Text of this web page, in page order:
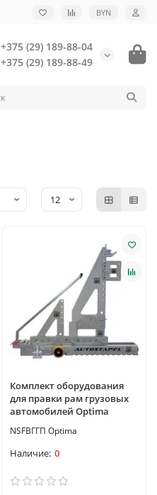
BYN
+375 (29) 189-88-04
+375 (29) 189-88-49
Комплект оборудования
для правки рам грузовых
автомобилей Optima
NSFBГГП Optima
0